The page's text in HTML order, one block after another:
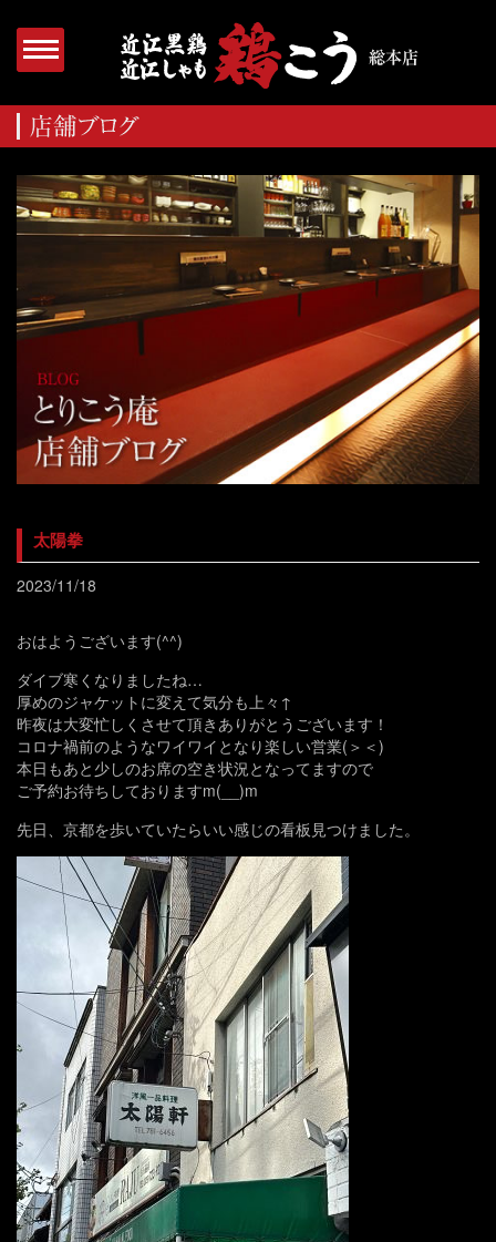
太陽拳
2023/11/18
おはようございます(^^)
ダイブ寒くなりましたね…
厚めのジャケットに変えて気分も上々↑
昨夜は大変忙しくさせて頂きありがとうございます！
コロナ禍前のようなワイワイとなり楽しい営業(＞＜)
本日もあと少しのお席の空き状況となってますので
ご予約お待ちしておりますm(__)m
先日、京都を歩いていたらいい感じの看板見つけました。